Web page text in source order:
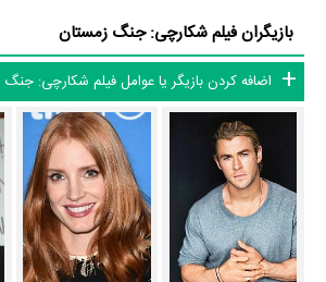
از محتوا و داستان فیلم شکارچی: جنگ زمستان چقدر
شکارچی: جنگ زمستان توسطکریگ مازینو
شده است.
در خلاصه داستانی که یا از سوی تیم رسانه‌ای اثر و یا
داستان شکارچی: جنگ زمستان منتشر شده است،
نوعی پیش درآمدی بر فیلم سفید برفی و شکارچی
قرار هست که همانطور که فِریا و راونا دو جاوگر خبیث
سرزمین خود فروانروایی کنند ، اِریک شکارچی و
بازیگران فیلم شکارچی: جنگ زمستان
اضافه کردن بازیگر یا عوامل فیلم شکارچی: